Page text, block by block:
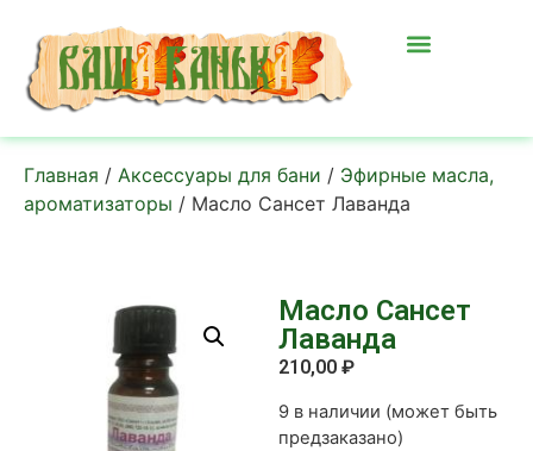
Главная / Аксессуары для бани / Эфирные масла,
ароматизаторы / Масло Сансет Лаванда
Масло Сансет
Лаванда
210,00 ₽
9 в наличии (может быть
предзаказано)